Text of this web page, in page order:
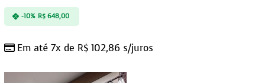
Em até 7x de R$ 102,86 s/juros
-10% R$648,00